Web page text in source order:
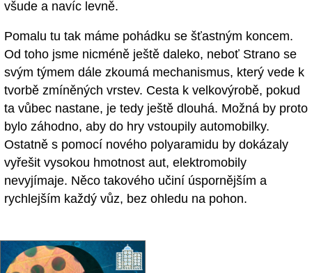
všude a navíc levně.
Pomalu tu tak máme pohádku se šťastným koncem.
Od toho jsme nicméně ještě daleko, neboť Strano se
svým týmem dále zkoumá mechanismus, který vede k
tvorbě zmíněných vrstev. Cesta k velkovýrobě, pokud
ta vůbec nastane, je tedy ještě dlouhá. Možná by proto
bylo záhodno, aby do hry vstoupily automobilky.
Ostatně s pomocí nového polyaramidu by dokázaly
vyřešit vysokou hmotnost aut, elektromobily
nevyjímaje. Něco takového učiní úspornějším a
rychlejším každý vůz, bez ohledu na pohon.